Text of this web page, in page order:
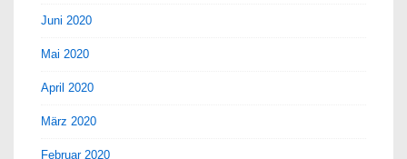
Juni 2020
Mai 2020
April 2020
März 2020
Februar 2020